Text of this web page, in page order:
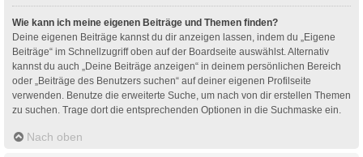
Wie kann ich meine eigenen Beiträge und Themen finden?
Deine eigenen Beiträge kannst du dir anzeigen lassen, indem du „Eigene
Beiträge“ im Schnellzugriff oben auf der Boardseite auswählst. Alternativ
kannst du auch „Deine Beiträge anzeigen“ in deinem persönlichen Bereich
oder „Beiträge des Benutzers suchen“ auf deiner eigenen Profilseite
verwenden. Benutze die erweiterte Suche, um nach von dir erstellen Themen
zu suchen. Trage dort die entsprechenden Optionen in die Suchmaske ein.
Nach oben